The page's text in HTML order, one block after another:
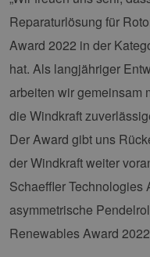
Reparaturlösung für
Award 2022 in der
hat. Als langjähriger
arbeiten wir gemeinsam
die Windkraft
Der Award gibt uns
der Windkraft weiter
Schaeffler Technologies
asymmetrische
Renewables Award